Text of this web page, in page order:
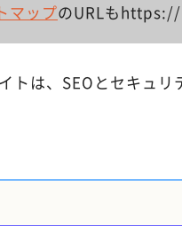
マップのURLもhttps://
トは、SEOとセキュ